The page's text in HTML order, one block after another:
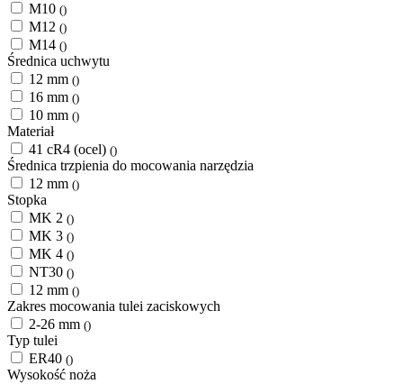
M10 ()
M12 ()
M14 ()
Średnica uchwytu
12 mm ()
16 mm ()
10 mm ()
Materiał
41 cR4 (ocel) ()
Średnica trzpienia do mocowania narzędzia
12 mm ()
Stopka
MK 2 ()
MK 3 ()
MK 4 ()
NT30 ()
12 mm ()
Zakres mocowania tulei zaciskowych
2-26 mm ()
Typ tulei
ER40 ()
Wysokość noża